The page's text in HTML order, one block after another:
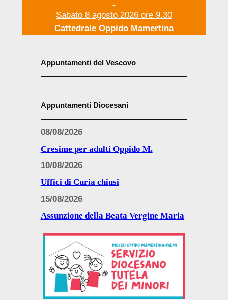
Sabato 8 agosto 2026 ore 9.30
Cattedrale Oppido Mamertina
Appuntamenti del Vescovo
Appuntamenti Diocesani
08/08/2026
Cresime per adulti Oppido M.
10/08/2026
Uffici di Curia chiusi
15/08/2026
Assunzione della Beata Vergine Maria